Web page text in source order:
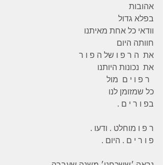
אהובות
בפלא גדול
וודאי כל אחת מאיתנו
חוותה היום
את  ה ר פ ו של ה פ ו ר
את  נכונות היותנו
ר פ ו י ם  מול
כל שמזומן לנו
בפ ו ר י ם .
ר פ ו מוחלט . ודעו .
פ ו ר י ם . היום .